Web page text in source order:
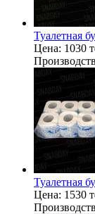
Туалетная
Цена: 1030
Туалетная
Цена: 1530